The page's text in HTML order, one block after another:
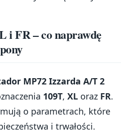
i FR – co naprawdę
MP72 Izzarda A/T 2
109T, XL oraz FR.
o parametrach, które
i trwałości.